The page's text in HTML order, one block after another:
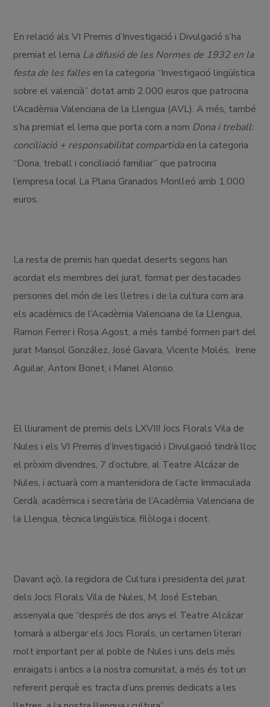
En relació als VI Premis d’Investigació i Divulgació s’ha
premiat el lema La difusió de les Normes de 1932 en la
festa de les falles en la categoria “Investigació lingüística
sobre el valencià” dotat amb 2.000 euros que patrocina
l’Acadèmia Valenciana de la Llengua (AVL). A més, també
s’ha premiat el lema que porta com a nom Dona i treball:
conciliació + responsabilitat compartidaen la categoria
“Dona, treball i conciliació familiar” que patrocina
l’empresa local La Plana Granados Monlleó amb 1.000
euros.
La resta de premis han quedat deserts segons han
acordat els membres del jurat, format per destacades
persones del món de les lletres i de la cultura com ara
els acadèmics de l’Acadèmia Valenciana de la Llengua,
Ramon Ferrer i Rosa Agost, a més també formen part del
jurat Marisol González, José Gavara, Vicente Molés, Irene
Aguilar, Antoni Bonet, i Manel Alonso.
El lliurament de premis dels LXVIII Jocs Florals Vila de
Nules i els VI Premis d’Investigació i Divulgació tindrà lloc
el pròxim divendres, 7 d’octubre, al Teatre Alcázar de
Nules, i actuarà com a mantenidora de l’acte Immaculada
Cerdà, acadèmica i secretària de l’Acadèmia Valenciana de
la Llengua, tècnica lingüística, filòloga i docent.
Davant açò, la regidora de Cultura i presidenta del jurat
dels Jocs Florals Vila de Nules, M. José Esteban,
assenyala que “després de dos anys el Teatre Alcázar
tornarà a albergar els Jocs Florals, un certamen literari
molt important per al poble de Nules i uns dels més
enraigats i antics a la nostra comunitat, a més és tot un
referent perquè es tracta d’uns premis dedicats a les